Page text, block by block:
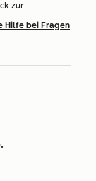
zur
Hilfe bei Fragen